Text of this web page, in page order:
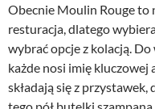
Obecnie Moulin Rouge to
resturacja, dlatego
wybrać opcje z kolacją.
każde nosi imię
składają się z przystawek,
tego pół butelki